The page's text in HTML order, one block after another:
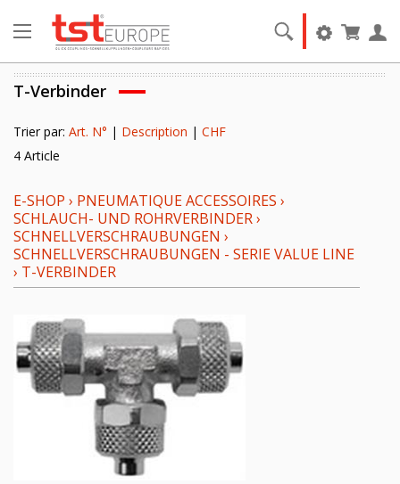
T-Verbinder
Trier par: Art. N° | Description | CHF
4 Article
E-SHOP › PNEUMATIQUE ACCESSOIRES ›
SCHLAUCH- UND ROHRVERBINDER›
SCHNELLVERSCHRAUBUNGEN ›
SCHNELLVERSCHRAUBUNGEN - SERIE VALUE LINE
› T-VERBINDER